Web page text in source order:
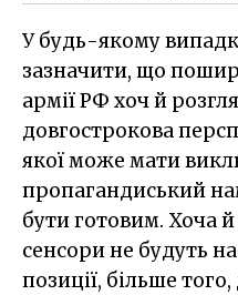
У будь-якому
зазначити, що
армії РФ хоч й
довгострокова
якої може мати
пропагандиський
бути готовим. Хоча
сенсори не будуть
позиції, більше